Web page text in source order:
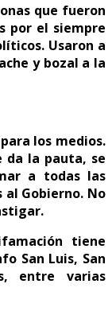
que fueron
por el siempre
Usaron a
y bozal a la
los medios.
da la pauta, se
a todas las
Gobierno. No
tiene
San Luis, San
entre varias